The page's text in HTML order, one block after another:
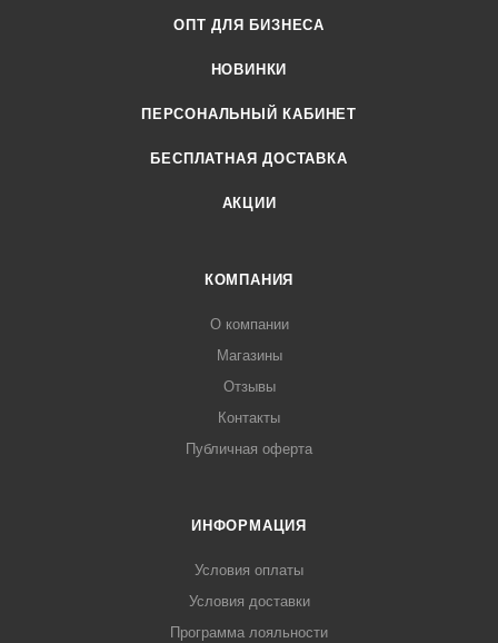
ОПТ ДЛЯ БИЗНЕСА
НОВИНКИ
ПЕРСОНАЛЬНЫЙ КАБИНЕТ
БЕСПЛАТНАЯ ДОСТАВКА
АКЦИИ
КОМПАНИЯ
О компании
Магазины
Отзывы
Контакты
Публичная оферта
ИНФОРМАЦИЯ
Условия оплаты
Условия доставки
Программа лояльности